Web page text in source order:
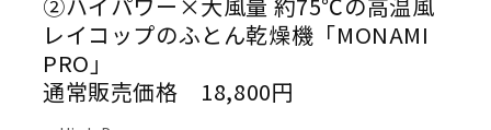
レイコップのふとん乾燥機 「MONAMI
PRO」
通常販売価格 18,800円